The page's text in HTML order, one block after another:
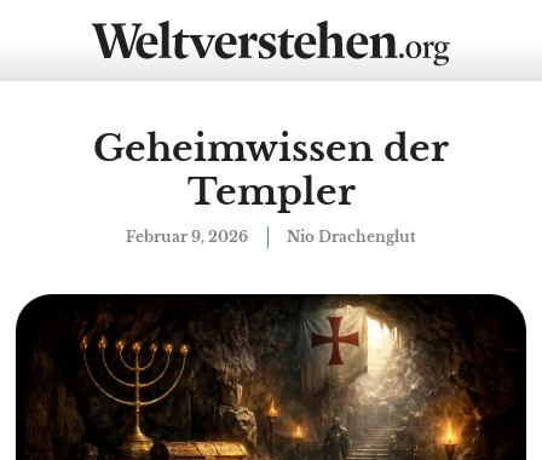
Geheimwissen der
Templer
Februar 9, 2026 Nio Drachenglut